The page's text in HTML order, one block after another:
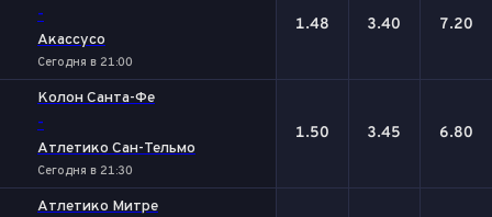
-
Акассусо
Сегодня в 21:00
1.48 3.40 7.20
Колон Санта-Фе
-
Атлетико Сан-Тельмо
Сегодня в 21:30
1.50 3.45 6.80
Атлетико Митре